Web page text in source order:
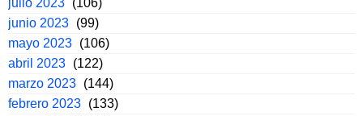
julio 2023 (106)
junio 2023 (99)
mayo 2023 (106)
abril 2023 (122)
marzo 2023 (144)
febrero 2023 (133)